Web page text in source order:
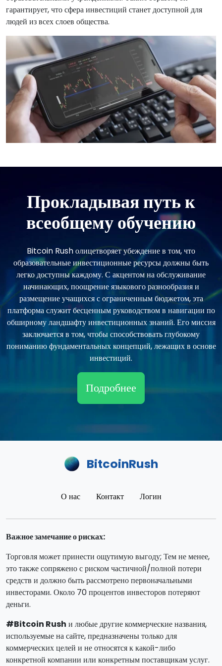
гарантирует, что сфера инвестиций станет доступной для
людей из всех слоев общества.
Прокладывая путь к
всеобщему обучению
Bitcoin Rush олицетворяет убеждение в том, что
образовательные инвестиционные ресурсы должны быть
легко доступны каждому. С акцентом на обслуживание
начинающих, поощрение языкового разнообразия и
размещение учащихся с ограниченным бюджетом, эта
платформа служит бесценным руководством в навигации по
обширному ландшафту инвестиционных знаний. Его миссия
заключается в том, чтобы способствовать глубокому
пониманию фундаментальных концепций, лежащих в основе
инвестиций.
Подробнее
BitcoinRush
О нас Контакт Логин
Важное замечание о рисках:
Торговля может принести ощутимую выгоду; Тем не менее,
это также сопряжено с риском частичной/полной потери
средств и должно быть рассмотрено первоначальными
инвесторами. Около 70 процентов инвесторов потеряют
деньги.
#Bitcoin Rush и любые другие коммерческие названия,
используемые на сайте, предназначены только для
коммерческих целей и не относятся к какой-либо
конкретной компании или конкретным поставщикам услуг.